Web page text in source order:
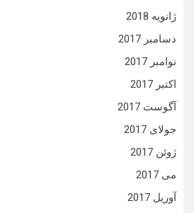
ژانویه 2018
دسامبر 2017
نوامبر 2017
اکتبر 2017
آگوست 2017
جولای 2017
ژوئن 2017
می 2017
آوریل 2017